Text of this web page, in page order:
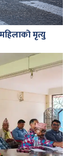
मृत्यु